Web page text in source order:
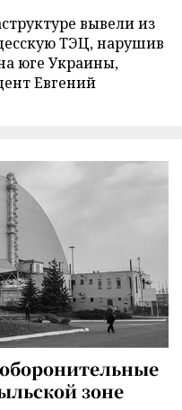
вывели из
ТЭЦ, нарушив
юге Украины,
Евгений
зоне